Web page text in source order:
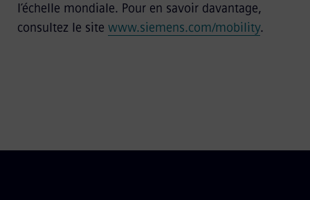
l’échelle mondiale. Pour en savoir davantage,
consultez le site www.siemens.com/mobility.